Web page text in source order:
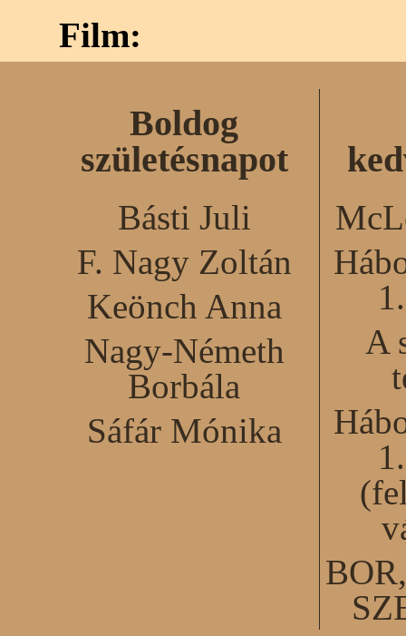
Film:
Boldog
születésnapot
Básti Juli
F. Nagy Zoltán
Keönch Anna
Nagy-Németh
Borbála
Sáfár Mónika
A